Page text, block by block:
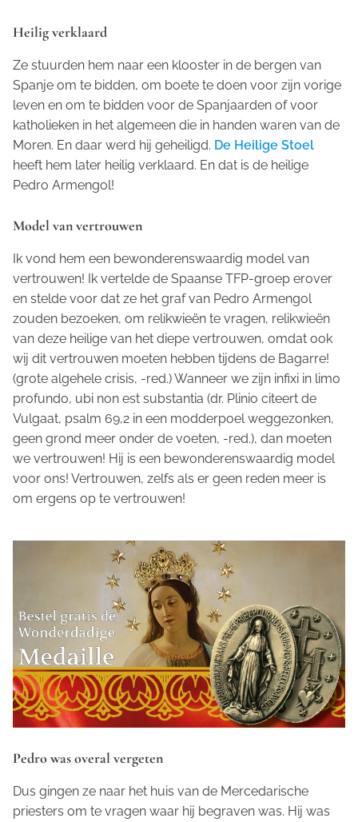
Heilig verklaard
Ze stuurden hem naar een klooster in de bergen van
Spanje om te bidden, om boete te doen voor zijn vorige
leven en om te bidden voor de Spanjaarden of voor
katholieken in het algemeen die in handen waren van de
Moren. En daar werd hij geheiligd. De Heilige Stoel
heeft hem later heilig verklaard. En dat is de heilige
Pedro Armengol!
Model van vertrouwen
Ik vond hem een bewonderenswaardig model van
vertrouwen! Ik vertelde de Spaanse TFP-groep erover
en stelde voor dat ze het graf van Pedro Armengol
zouden bezoeken, om relikwieën te vragen, relikwieën
van deze heilige van het diepe vertrouwen, omdat ook
wij dit vertrouwen moeten hebben tijdens de Bagarre!
(grote algehele crisis, -red.) Wanneer we zijn infixi in limo
profundo, ubi non est substantia (dr. Plinio citeert de
Vulgaat, psalm 69,2 in een modderpoel weggezonken,
geen grond meer onder de voeten, -red.), dan moeten
we vertrouwen! Hij is een bewonderenswaardig model
voor ons! Vertrouwen, zelfs als er geen reden meer is
om ergens op te vertrouwen!
Pedro was overal vergeten
Dus gingen ze naar het huis van de Mercedarische
priesters om te vragen waar hij begraven was. Hij was